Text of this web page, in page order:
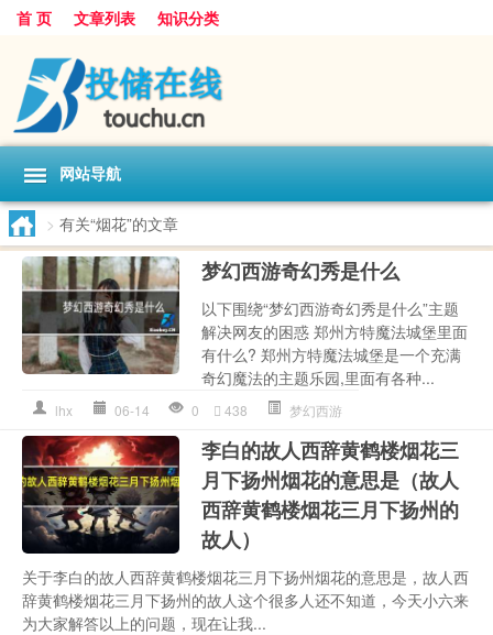
首 页 文章列表 知识分类
网站导航
> 有关“烟花”的文章
梦幻西游奇幻秀是什么
以下围绕“梦幻西游奇幻秀是什么”主题
解决网友的困惑 郑州方特魔法城堡里面
有什么? 郑州方特魔法城堡是一个充满
奇幻魔法的主题乐园,里面有各种...
lhx 06-14 0 438 梦幻西游
李白的故人西辞黄鹤楼烟花三
月下扬州烟花的意思是（故人
西辞黄鹤楼烟花三月下扬州的
故人）
关于李白的故人西辞黄鹤楼烟花三月下扬州烟花的意思是，故人西
辞黄鹤楼烟花三月下扬州的故人这个很多人还不知道，今天小六来
为大家解答以上的问题，现在让我...